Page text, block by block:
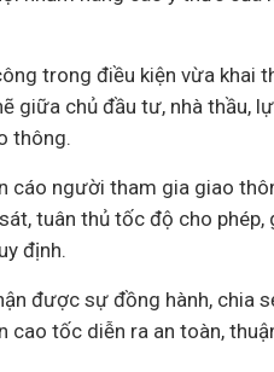
trong điều kiện vừa
giữa chủ đầu tư, nhà thầu,
thông.
cáo người tham gia giao
tuân thủ tốc độ cho
định.
được sự đồng hành, chia
tốc diễn ra an toàn,